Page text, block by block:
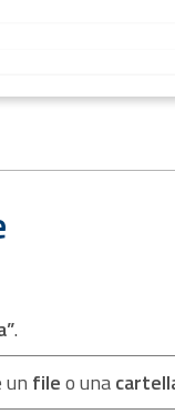
.
un fileo una